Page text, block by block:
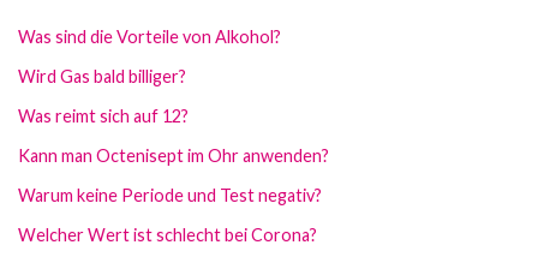
Was sind die Vorteile von Alkohol?
Wird Gas bald billiger?
Was reimt sich auf 12?
Kann man Octenisept im Ohr anwenden?
Warum keine Periode und Test negativ?
Welcher Wert ist schlecht bei Corona?